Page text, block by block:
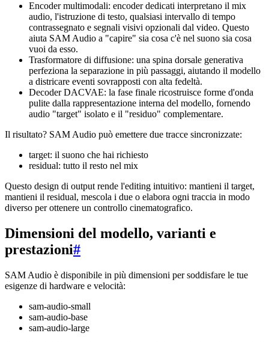
Encoder multimodali: encoder dedicati interpretano il mix
audio, l'istruzione di testo, qualsiasi intervallo di tempo
contrassegnato e segnali visivi opzionali dal video. Questo
aiuta SAM Audio a "capire" sia cosa c'è nel suono sia cosa
vuoi da esso.
Trasformatore di diffusione: una spina dorsale generativa
perfeziona la separazione in più passaggi, aiutando il modello
a districare eventi sovrapposti con alta fedeltà.
Decoder DACVAE: la fase finale ricostruisce forme d'onda
pulite dalla rappresentazione interna del modello, fornendo
audio "target" isolato e il "residuo" complementare.
Il risultato? SAM Audio può emettere due tracce sincronizzate:
target: il suono che hai richiesto
residual: tutto il resto nel mix
Questo design di output rende l'editing intuitivo: mantieni il target,
mantieni il residual, mescola i due o elabora ogni traccia in modo
diverso per ottenere un controllo cinematografico.
Dimensioni del modello, varianti e
prestazioni#
SAM Audio è disponibile in più dimensioni per soddisfare le tue
esigenze di hardware e velocità:
sam-audio-small
sam-audio-base
sam-audio-large